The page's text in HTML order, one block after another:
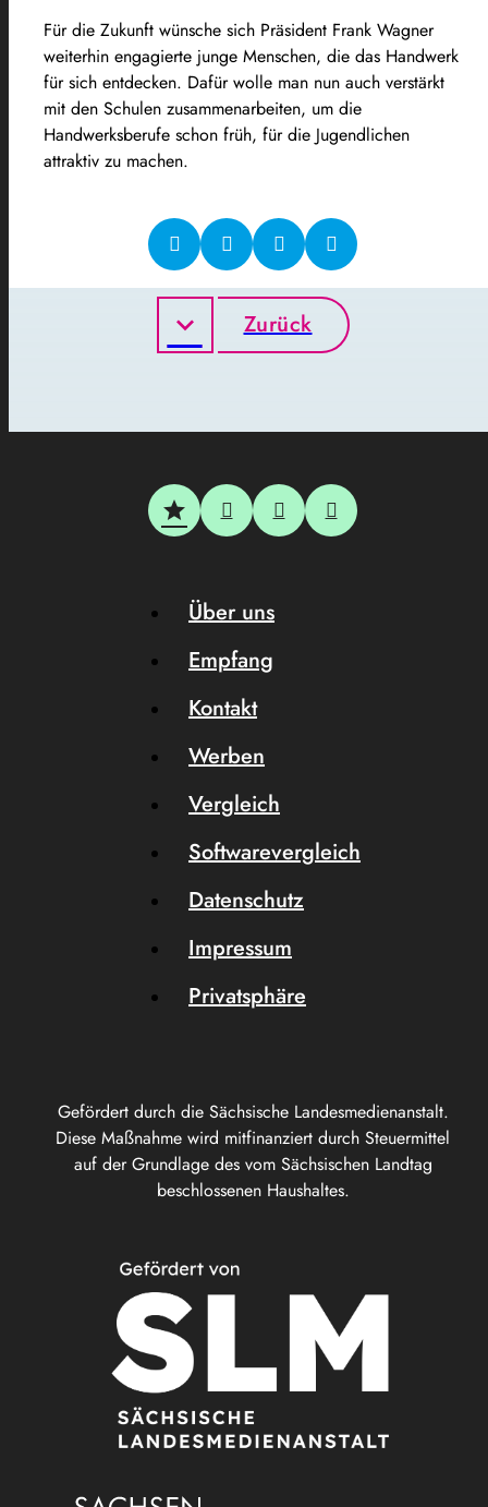
Für die Zukunft wünsche sich Präsident Frank Wagner
weiterhin engagierte junge Menschen, die das Handwerk
für sich entdecken. Dafür wolle man nun auch verstärkt
mit den Schulen zusammenarbeiten, um die
Handwerksberufe schon früh, für die Jugendlichen
attraktiv zu machen.
Zurück
Gefördert durch die Sächsische Landesmedienanstalt.
Diese Maßnahme wird mitfinanziert durch Steuermittel
auf der Grundlage des vom Sächsischen Landtag
beschlossenen Haushaltes.
Über uns
Empfang
Kontakt
Werben
Vergleich
Softwarevergleich
Datenschutz
Impressum
Privatsphäre